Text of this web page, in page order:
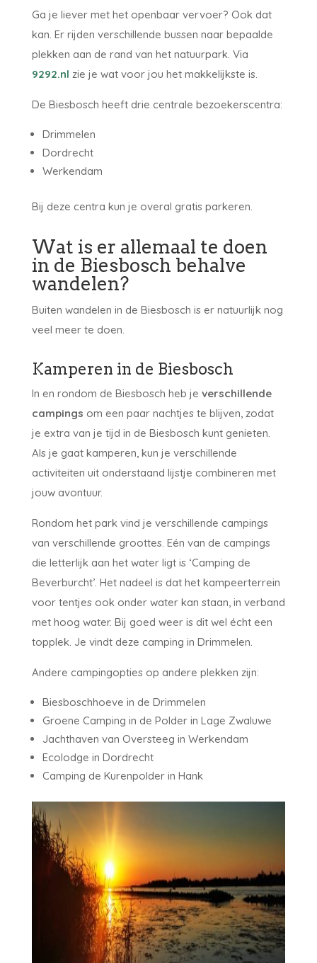
Ga je liever met het openbaar vervoer? Ook dat
kan. Er rijden verschillende bussen naar bepaalde
plekken aan de rand van het natuurpark. Via
9292.nl zie je wat voor jou het makkelijkste is.
De Biesbosch heeft drie centrale bezoekerscentra:
Drimmelen
Dordrecht
Werkendam
Bij deze centra kun je overal gratis parkeren.
Wat is er allemaal te doen
in de Biesbosch behalve
wandelen?
Buiten wandelen in de Biesbosch is er natuurlijk nog
veel meer te doen.
Kamperen in de Biesbosch
In en rondom de Biesbosch heb je verschillende
campings om een paar nachtjes te blijven, zodat
je extra van je tijd in de Biesbosch kunt genieten.
Als je gaat kamperen, kun je verschillende
activiteiten uit onderstaand lijstje combineren met
jouw avontuur.
Rondom het park vind je verschillende campings
van verschillende groottes. Eén van de campings
die letterlijk aan het water ligt is ‘Camping de
Beverburcht’. Het nadeel is dat het kampeerterrein
voor tentjes ook onder water kan staan, in verband
met hoog water. Bij goed weer is dit wel écht een
topplek. Je vindt deze camping in Drimmelen.
Andere campingopties op andere plekken zijn:
Biesboschhoeve in de Drimmelen
Groene Camping in de Polder in Lage Zwaluwe
Jachthaven van Oversteeg in Werkendam
Ecolodge in Dordrecht
Camping de Kurenpolder in Hank